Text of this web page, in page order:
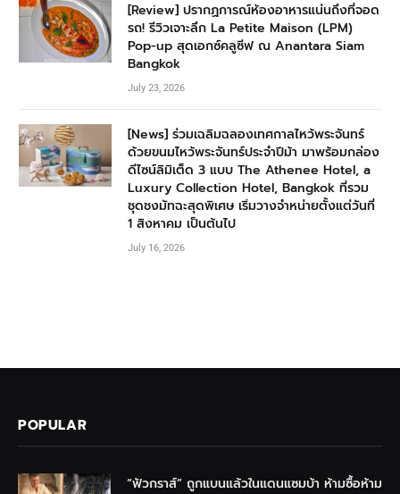
[Review] ปรากฏการณ์ห้องอาหารแน่นถึงที่จอด
รถ! รีวิวเจาะลึก La Petite Maison (LPM)
Pop-up สุดเอกซ์คลูซีฟ ณ Anantara Siam
Bangkok
July 23, 2026
[News] ร่วมเฉลิมฉลองเทศกาลไหว้พระจันทร์
ด้วยขนมไหว้พระจันทร์ประจำปีม้า มาพร้อมกล่อง
ดีไซน์ลิมิเต็ด 3 แบบ The Athenee Hotel, a
Luxury Collection Hotel, Bangkok ที่รวม
ชุดชงมัทฉะสุดพิเศษ เริ่มวางจำหน่ายตั้งแต่วันที่
1 สิงหาคม เป็นต้นไป
July 16, 2026
POPULAR
“ฟัวกราส์” ถูกแบนแล้วในแดนแซมบ้า ห้ามซื้อห้าม